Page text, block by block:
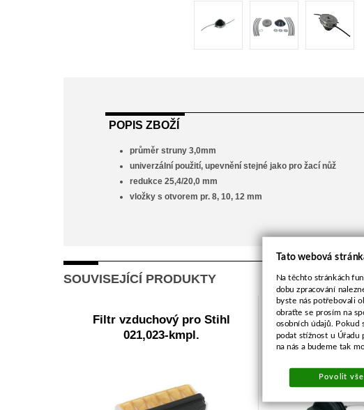
POPIS ZBOŽÍ
průměr struny 3,0mm
univerzální použití, upevnění stejné jako pro žací nůž
redukce 25,4/20,0 mm
vložky s otvorem pr. 8, 10, 12 mm
SOUVISEJÍCÍ PRODUKTY
Filtr vzduchový pro Stihl
021,023-kmpl.
Víčko
Tato webová
Na těchto stránkách
dobu zpracování
byste nás potřebovali
obraťte se prosím na
osobních údajů. Pokud
podat stížnost u Úřadu
na nás a budeme tak
Povolit vše